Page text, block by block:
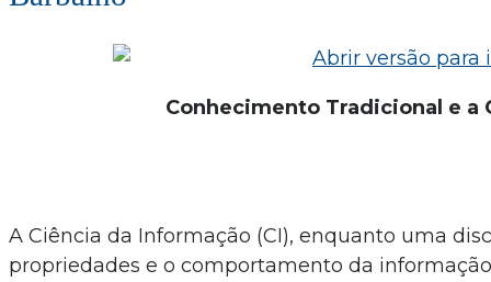
Conhecimento Tradicional e a
A Ciência da Informação (CI), enquanto uma
propriedades e o comportamento da